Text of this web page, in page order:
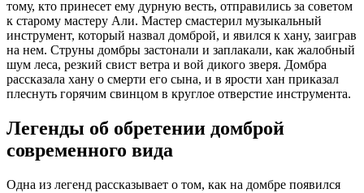
тому, кто принесет ему дурную весть, отправились за советом
к старому мастеру Али. Мастер смастерил музыкальный
инструмент, который назвал домброй, и явился к хану, заиграв
на нем. Струны домбры застонали и заплакали, как жалобный
шум леса, резкий свист ветра и вой дикого зверя. Домбра
рассказала хану о смерти его сына, и в ярости хан приказал
плеснуть горячим свинцом в круглое отверстие инструмента.
Легенды об обретении домброй
современного вида
Одна из легенд рассказывает о том, как на домбре появился